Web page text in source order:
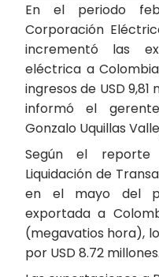
En el periodo
Corporación
incrementó las
eléctrica a
ingresos de USD
informó el
Gonzalo Uquillas
Según el
Liquidación de
en el mayo del
exportada a
(megavatios hora),
por USD 8.72 millones.